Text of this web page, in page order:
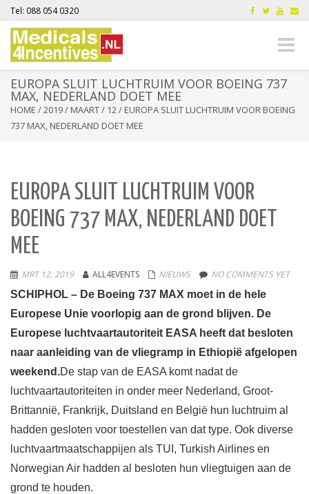
Tel: 088 054 0320
Toggle
EUROPA SLUIT LUCHTRUIM VOOR BOEING 737
MAX, NEDERLAND DOET MEE
HOME /2019/ MAART/ 12/ EUROPA SLUIT LUCHTRUIM VOOR BOEING
737 MAX, NEDERLAND DOET MEE
EUROPA SLUIT LUCHTRUIM VOOR
BOEING 737 MAX, NEDERLAND DOET
MEE
MRT 12, 2019 ALL4EVENTS NIEUWS
NO COMMENTS YET
SCHIPHOL – De Boeing 737 MAX moet in de hele
Europese Unie voorlopig aan de grond blijven. De
Europese luchtvaartautoriteit EASA heeft dat besloten
naar aanleiding van de vliegramp in Ethiopië afgelopen
weekend.De stap van de EASA komt nadat de
luchtvaartautoriteiten in onder meer Nederland, Groot-
Brittannië, Frankrijk, Duitsland en België hun luchtruim al
hadden gesloten voor toestellen van dat type. Ook diverse
luchtvaartmaatschappijen als TUI, Turkish Airlines en
Norwegian Air hadden al besloten hun vliegtuigen aan de
grond te houden.